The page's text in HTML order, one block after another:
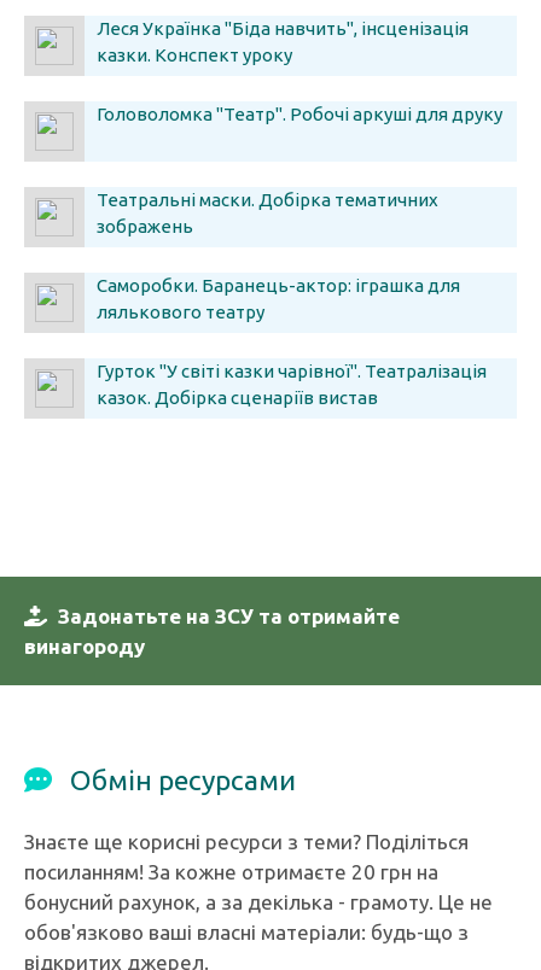
Леся Українка "Біда навчить", інсценізація
казки. Конспект уроку
Головоломка "Театр". Робочі аркуші для друку
Театральні маски. Добірка тематичних
зображень
Саморобки. Баранець-актор: іграшка для
лялькового театру
Гурток "У світі казки чарівної". Театралізація
казок. Добірка сценаріїв вистав
Задонатьте на ЗСУ та отримайте
винагороду
Обмін ресурсами
Знаєте ще корисні ресурси з теми? Поділіться
посиланням! За кожне отримаєте 20 грн на
бонусний рахунок, а за декілька - грамоту. Це не
обов'язково ваші власні матеріали: будь-що з
відкритих джерел.